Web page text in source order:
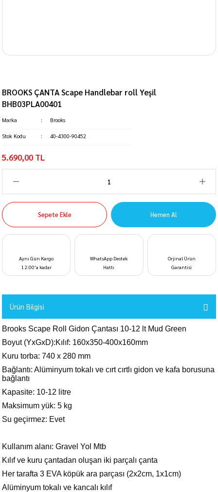
BROOKS ÇANTA Scape Handlebar roll Yeşil
BHB03PLA00401
Marka Brooks
Stok Kodu 40-4300-90452
5.690,00 TL
Sepete Ekle Hemen Al
Aynı Gün Kargo
12:00’a kadar
WhatsApp Destek
Hattı
Orjinal Ürün
Garantisi
Ürün Bilgisi
Brooks Scape Roll Gidon Çantası 10-12 lt Mud Green
Boyut (YxGxD):Kılıf: 160x350-400x160mm
Kuru torba: 740 x 280 mm
Bağlantı: Alüminyum tokalı ve cırt cırtlı gidon ve kafa borusuna
bağlantı
Kapasite: 10-12 litre
Maksimum yük: 5 kg
Su geçirmez: Evet
Kullanım alanı: Gravel Yol Mtb
Kılıf ve kuru çantadan oluşan iki parçalı çanta
Her tarafta 3 EVA köpük ara parçası (2x2cm, 1x1cm)
Alüminyum tokalı ve kancalı kılıf